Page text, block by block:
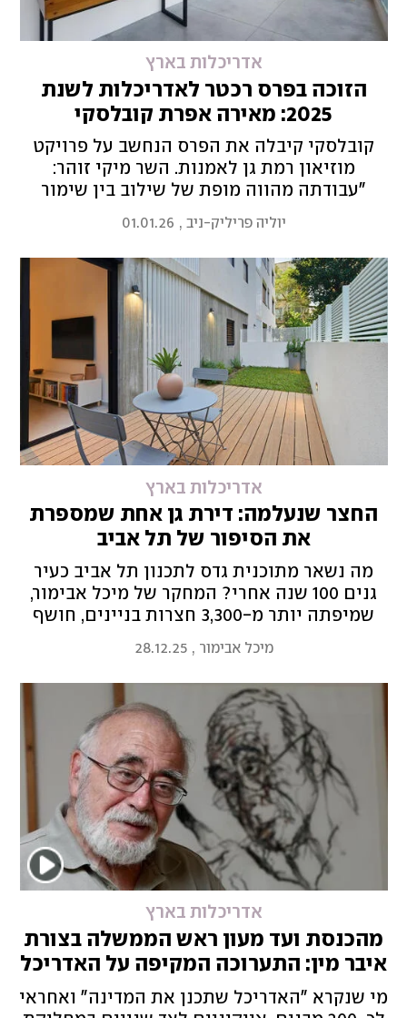
אדריכלות בארץ
הזוכה בפרס רכטר לאדריכלות לשנת
2025: מאירה אפרת קובלסקי
קובלסקי קיבלה את הפרס הנחשב על פרויקט
מוזיאון רמת גן לאמנות. השר מיקי זוהר:
"עבודתה מהווה מופת של שילוב בין שימור
היסטורי מרגש לבין יצירה עכשוויות מודרנית.
זכייתה היא הוכחה לאיכות האדריכלות
הישראלית"
יוליה פריליק-ניב ,
01.01.26
אדריכלות בארץ
החצר שנעלמה: דירת גן אחת שמספרת
את הסיפור של תל אביב
מה נשאר מתוכנית גדס לתכנון תל אביב כעיר
גנים 100 שנה אחרי? המחקר של מיכל אבימור,
שמיפתה יותר מ-3,300 חצרות בניינים, חושף
שהיה משותף משדרג דווקא את הדירות
הפרטיות
מיכל אבימור ,
28.12.25
אדריכלות בארץ
מהכנסת ועד מעון ראש הממשלה בצורת
איבר מין: התערוכה המקיפה על האדריכל
רם כרמי
מי שנקרא "האדריכל שתכנן את המדינה" ואחראי